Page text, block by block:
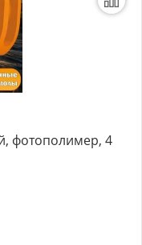
фотополимер, 4